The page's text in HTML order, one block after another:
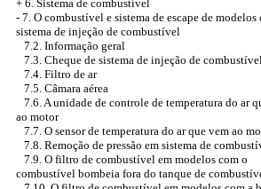
+ 6. Sistema de combustível
- 7. O combustível e sistema de escape de modelos
sistema de injeção de combustível
7.2. Informação geral
7.3. Cheque de sistema de injeção de
7.4. Filtro de ar
7.5. Câmara aérea
7.6. A unidade de controle de temperatura do ar
ao motor
7.7. O sensor de temperatura do ar que vem ao
7.8. Remoção de pressão em sistema de
7.9. O filtro de combustível em modelos com o
combustível bombeia fora do tanque de